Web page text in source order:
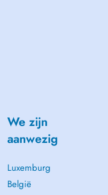
We zijn
aanwezig
Luxemburg
België